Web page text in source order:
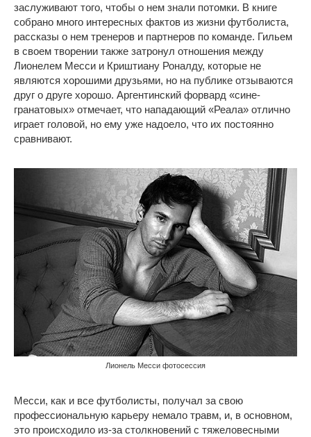
заслуживают того, чтобы о нем знали потомки. В книге
собрано много интересных фактов из жизни футболиста,
рассказы о нем тренеров и партнеров по команде. Гильем
в своем творении также затронул отношения между
Лионелем Месси и Криштиану Роналду, которые не
являются хорошими друзьями, но на публике отзываются
друг о друге хорошо. Аргентинский форвард «сине-
гранатовых» отмечает, что нападающий «Реала» отлично
играет головой, но ему уже надоело, что их постоянно
сравнивают.
Лионель Месси фотосессия
Месси, как и все футболисты, получал за свою
профессиональную карьеру немало травм, и, в основном,
это происходило из-за столкновений с тяжеловесными